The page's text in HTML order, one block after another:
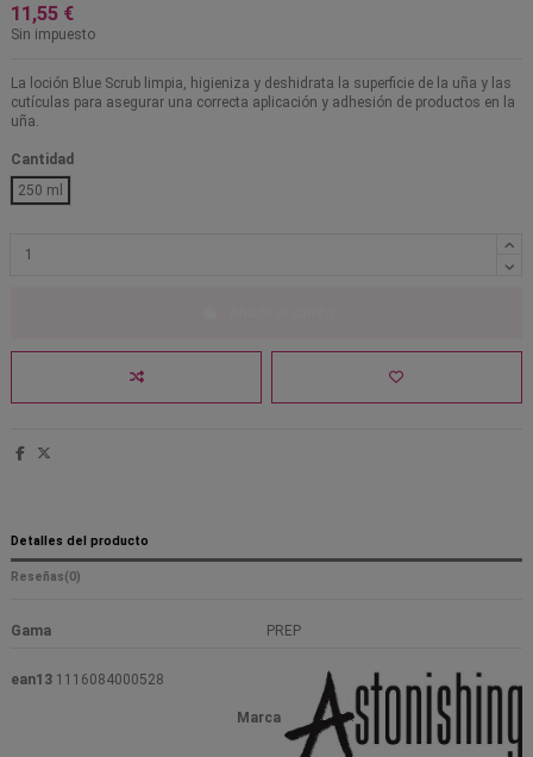
11,55 €
Sin impuesto
La loción Blue Scrub limpia, higieniza y deshidrata la superficie de la uña y las
cutículas para asegurar una correcta aplicación y adhesión de productos en la
uña.
Cantidad
250 ml
Detalles del producto
Reseñas(0)
Gama PREP
Marca
ean13 1116084000528